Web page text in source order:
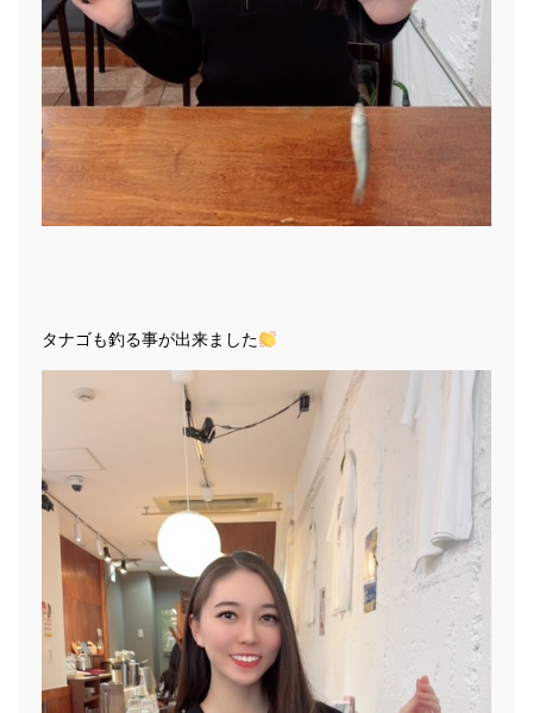
タナゴも釣る事が出来ました